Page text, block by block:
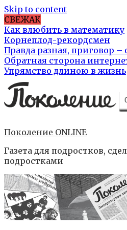
Skip to content
СВЕЖАК
Как влюбить в математику
Корнеплод-рекордсмен
Правда разная, приговор –
Обратная сторона
Упрямство длиною в жизнь
Поколение ONLINE
Газета для подростков,
подростками